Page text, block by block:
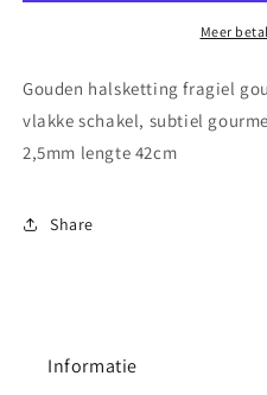
gourmet
gourmet
schakel
Meer
Gouden halsketting fragiel
vlakke schakel, subtiel
2,5mm lengte 42cm
Share
Informatie